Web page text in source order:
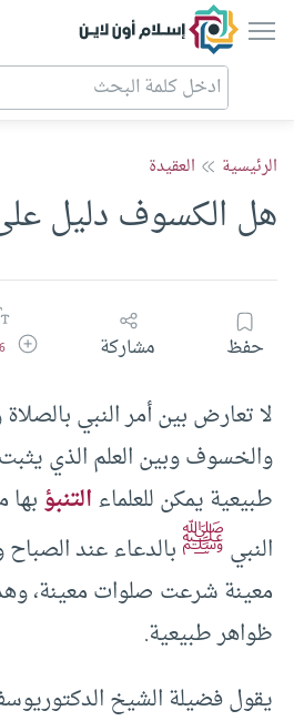
إسلام أون لاين
الرئيسية العقيدة
هل الكسوف دليل
حفظ مشاركة زيادة
لا تعارض بين أمر النبي
والخسوف وبين العلم الذي
طبيعية يمكن للعلماءالتنبؤبها
النبيﷺبالدعاء عند
معينة شرعت صلوات معينة،
ظواهر طبيعية.
يقول فضيلة الشيخ